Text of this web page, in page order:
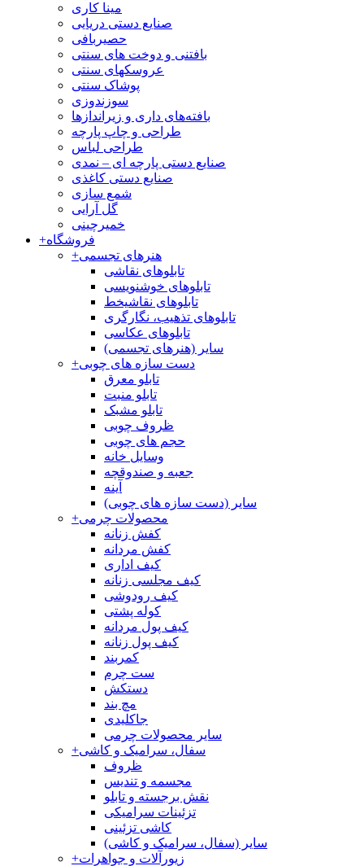
مینا کاری
صنایع دستی دریایی
حصیربافی
بافتنی‌ و دوخت های سنتی
عروسکهای سنتی
پوشاک سنتی
سوزندوزی
بافته‌های داری و زیراندازها
طراحی و چاپ پارچه
طراحی لباس
صنایع دستی پارچه ای – نمدی
صنایع دستی کاغذی
شمع سازی
گل آرایی
خمیرچینی
+فروشگاه
+هنرهای تجسمی
تابلوهای نقاشی
تابلوهای خوشنویسی
تابلوهای نقاشیخط
تابلوهای تذهیب، نگارگری
تابلوهای عکاسی
سایر (هنرهای تجسمی)
+دست سازه های چوبی
تابلو معرق
تابلو منبت
تابلو مشبک
ظروف چوبی
حجم های چوبی
وسایل خانه
جعبه و صندوقچه
آینه
سایر (دست سازه های چوبی)
+محصولات چرمی
کفش زنانه
کفش مردانه
کیف اداری
کیف مجلسی زنانه
کیف رودوشی
کوله پشتی
کیف پول مردانه
کیف پول زنانه
کمربند
ست چرم
دستکش
مچ بند
جاکلیدی
سایر محصولات چرمی
+سفال، سرامیک و کاشی
ظروف
مجسمه و تندیس
نقش برجسته و تابلو
تزئینات سرامیکی
کاشی تزئینی
سایر (سفال، سرامیک و کاشی)
+زیورآلات و جواهرات